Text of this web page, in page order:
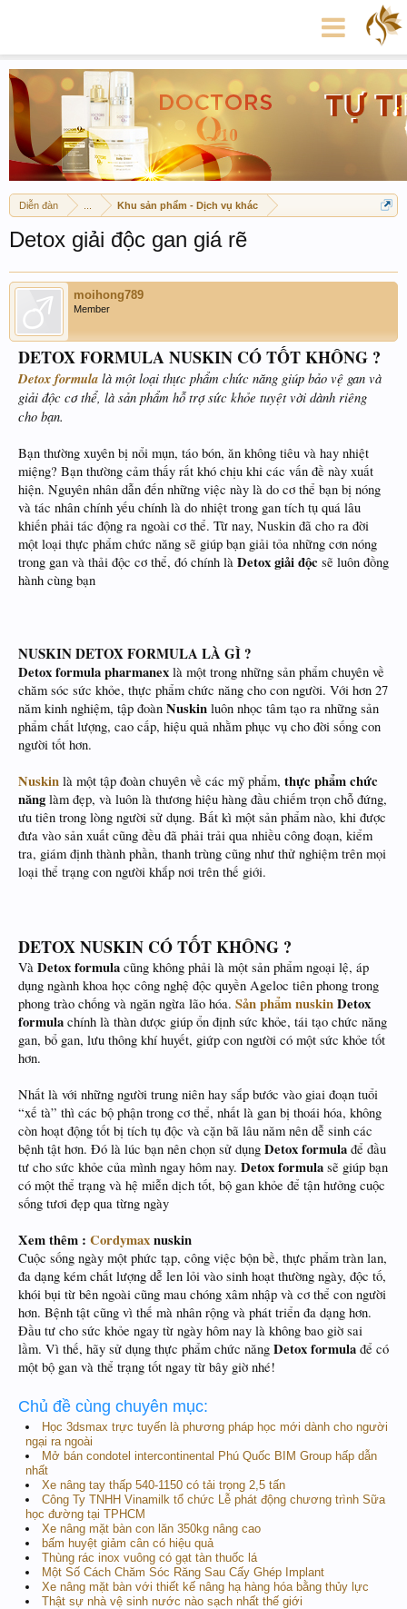
Diễn đàn Khu sản phẩm - Dịch vụ khác
Detox giải độc gan giá rẽ
moihong789
Member
DETOX FORMULA NUSKIN CÓ TỐT KHÔNG ?
Detox formula là một loại thực phẩm chức năng giúp bảo vệ gan và
giải độc cơ thể, là sản phẩm hỗ trợ sức khỏe tuyệt vời dành riêng
cho bạn.
Bạn thường xuyên bị nổi mụn, táo bón, ăn không tiêu và hay nhiệt
miệng? Bạn thường cảm thấy rất khó chịu khi các vấn đề này xuất
hiện. Nguyên nhân dẫn đến những việc này là do cơ thể bạn bị nóng
và tác nhân chính yếu chính là do nhiệt trong gan tích tụ quá lâu
khiến phải tác động ra ngoài cơ thể. Từ nay, Nuskin đã cho ra đời
một loại thực phẩm chức năng sẽ giúp bạn giải tỏa những cơn nóng
trong gan và thải độc cơ thể, đó chính là Detox giải độc sẽ luôn đồng
hành cùng bạn
NUSKIN DETOX FORMULA LÀ GÌ ?
Detox formula pharmanex là một trong những sản phẩm chuyên về
chăm sóc sức khỏe, thực phẩm chức năng cho con người. Với hơn 27
năm kinh nghiệm, tập đoàn Nuskin luôn nhọc tâm tạo ra những sản
phẩm chất lượng, cao cấp, hiệu quả nhằm phục vụ cho đời sống con
người tốt hơn.
Nuskin là một tập đoàn chuyên về các mỹ phẩm, thực phẩm chức
năng làm đẹp, và luôn là thương hiệu hàng đầu chiếm trọn chỗ đứng,
ưu tiên trong lòng người sử dụng. Bất kì một sản phẩm nào, khi được
đưa vào sản xuất cũng đều đã phải trải qua nhiều công đoạn, kiểm
tra, giám định thành phần, thanh trùng cũng như thử nghiệm trên mọi
loại thể trạng con người khắp nơi trên thế giới.
DETOX NUSKIN CÓ TỐT KHÔNG ?
Và Detox formula cũng không phải là một sản phẩm ngoại lệ, áp
dụng ngành khoa học công nghệ độc quyền Ageloc tiên phong trong
phong trào chống và ngăn ngừa lão hóa. Sản phẩm nuskinDetox
formula chính là thàn dược giúp ổn định sức khỏe, tái tạo chức năng
gan, bổ gan, lưu thông khí huyết, giứp con người có một sức khỏe tốt
hơn.
Nhất là với những người trung niên hay sắp bước vào giai đoạn tuổi
“xế tà” thì các bộ phận trong cơ thể, nhất là gan bị thoái hóa, không
còn hoạt động tốt bị tích tụ độc và cặn bã lâu năm nên dễ sinh các
bệnh tật hơn. Đó là lúc bạn nên chọn sử dụng Detox formula để đầu
tư cho sức khỏe của mình ngay hôm nay. Detox formula sẽ giúp bạn
có một thể trạng và hệ miễn dịch tốt, bộ gan khỏe để tận hưởng cuộc
sống tươi đẹp qua từng ngày
Xem thêm : Cordymaxnuskin
Cuộc sống ngày một phức tạp, công việc bộn bề, thực phẩm tràn lan,
đa dạng kém chất lượng dễ len lỏi vào sinh hoạt thường ngày, độc tố,
khói bụi từ bên ngoài cũng mau chóng xâm nhập và cơ thể con người
hơn. Bệnh tật cũng vì thế mà nhân rộng và phát triển đa dạng hơn.
Đầu tư cho sức khỏe ngay từ ngày hôm nay là không bao giờ sai
lầm. Vì thế, hãy sử dụng thực phẩm chức năng Detox formula để có
một bộ gan và thể trạng tốt ngay từ bây giờ nhé!
Chủ đề cùng chuyên mục:
Học 3dsmax trực tuyến là phương pháp học mới dành cho người
ngại ra ngoài
Mở bán condotel intercontinental Phú Quốc BIM Group hấp dẫn
nhất
Xe nâng tay thấp 540-1150 có tải trọng 2,5 tấn
Công Ty TNHH Vinamilk tổ chức Lễ phát động chương trình Sữa
học đường tại TPHCM
Xe nâng mặt bàn con lăn 350kg nâng cao
bấm huyệt giảm cân có hiệu quả
Thùng rác inox vuông có gạt tàn thuốc lá
Một Số Cách Chăm Sóc Răng Sau Cấy Ghép Implant
Xe nâng mặt bàn với thiết kế nâng hạ hàng hóa bằng thủy lực
Thật sự nhà vệ sinh nước nào sạch nhất thế giới